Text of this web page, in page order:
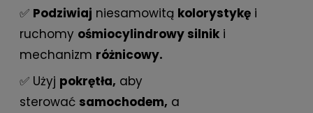
✅ Podziwiaj niesamowitą kolorystykę i
ruchomy ośmiocylindrowy silnik i
mechanizm różnicowy.
✅ Użyj pokrętła, aby
sterować samochodem, a